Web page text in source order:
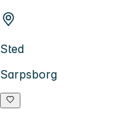
Sted
Sarpsborg